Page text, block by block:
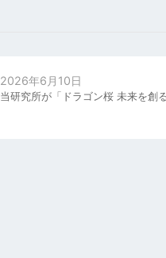
2026年6月10日
当研究所が「ドラゴン桜 未来を創